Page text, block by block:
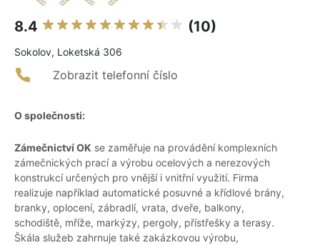
8.4 (10)
Sokolov, Loketská 306
Zobrazit telefonní číslo
O společnosti:
Zámečnictví OK se zaměřuje na provádění komplexních
zámečnických prací a výrobu ocelových a nerezových
konstrukcí určených pro vnější i vnitřní využití. Firma
realizuje například automatické posuvné a křídlové brány,
branky, oplocení, zábradlí, vrata, dveře, balkony,
schodiště, mříže, markýzy, pergoly, přístřešky a terasy.
Škála služeb zahrnuje také zakázkovou výrobu,